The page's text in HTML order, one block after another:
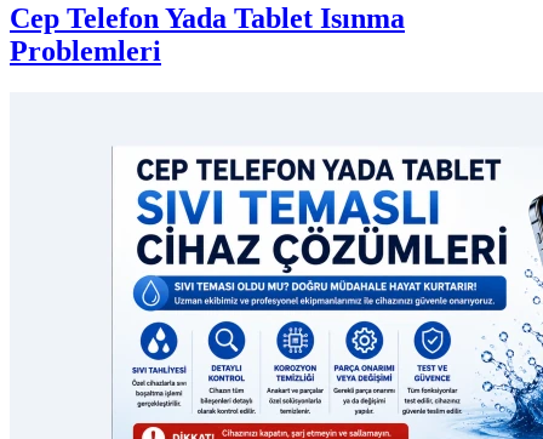
Cep Telefon Yada Tablet Isınma
Problemleri